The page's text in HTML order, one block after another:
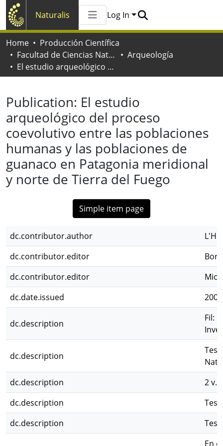
Naturalis
All of Naturalis
Log In
Home
Producción Científica
Facultad de Ciencias Naturales y Museo
Arqueología
El estudio arqueológico del proceso coevolutivo entre las poblaciones humanas y las poblaciones de guanaco en Patagonia meridional y norte de Tierra del Fuego
Publication: El estudio
arqueológico del proceso
coevolutivo entre las poblaciones
humanas y las poblaciones de
guanaco en Patagonia meridional
y norte de Tierra del Fuego
Simple item page
dc.contributor.author
dc.contributor.editor
dc.contributor.editor
dc.date.issued
2006
dc.description
Fil:
dc.description
dc.description
2 v.
dc.description
dc.description
En